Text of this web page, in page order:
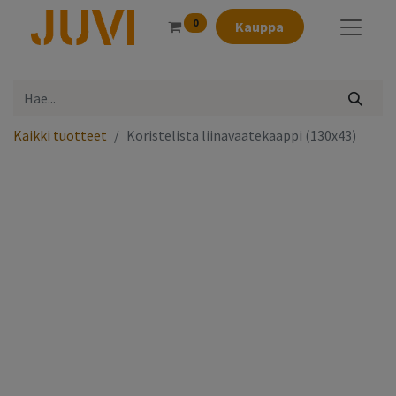
0 Kauppa
Kaikki tuotteet Koristelista liinavaatekaappi (130x43)